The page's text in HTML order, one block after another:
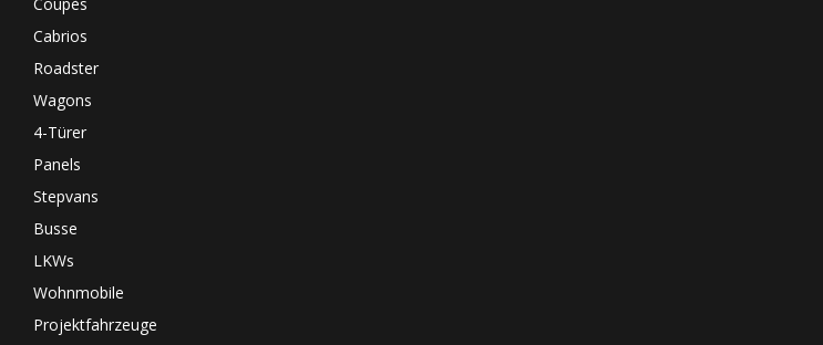
Cabrios
Roadster
Wagons
4-Türer
Panels
Stepvans
Busse
LKWs
Wohnmobile
Projektfahrzeuge